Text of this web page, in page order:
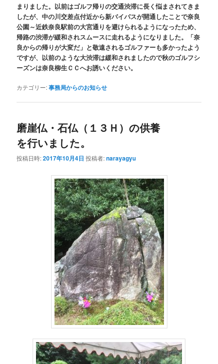
まりました。以前はゴルフ帰りの交通渋滞に長く悩まされてきま
したが、中の川交差点付近から新バイパスが開通したことで奈良
公園～近鉄奈良駅前の大宮通りを避けられるようになったため、
帰路の渋滞が緩和されスムースに走れるようになりました。「奈
良からの帰りが大変だ」と敬遠されるゴルファーも多かったよう
ですが、以前のような大渋滞は緩和されましたので秋のゴルフシ
ーズンは奈良柳生ＣＣへお誘いください。
カテゴリー:事務局からのお知らせ
磨崖仏・石仏（１３Ｈ）の供養
を行いました。
投稿日時:2017年10月4日 投稿者:narayagyu